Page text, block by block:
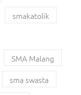
smakatolik
SMA Malang
sma swasta